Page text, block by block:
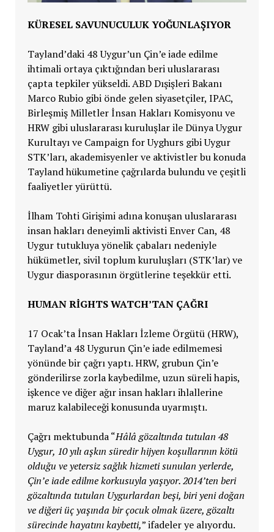
KÜRESEL SAVUNUCULUK YOĞUNLAŞIYOR
Tayland’daki 48 Uygur’un Çin’e iade edilme
ihtimali ortaya çıktığından beri uluslararası
çapta tepkiler yükseldi. ABD Dışişleri Bakanı
Marco Rubio gibi önde gelen siyasetçiler, IPAC,
Birleşmiş Milletler İnsan Hakları Komisyonu ve
HRW gibi uluslararası kuruluşlar ile Dünya Uygur
Kurultayı ve Campaign for Uyghurs gibi Uygur
STK’ları, akademisyenler ve aktivistler bu konuda
Tayland hükumetine çağrılarda bulundu ve çeşitli
faaliyetler yürüttü.
İlham Tohti Girişimi adına konuşan uluslararası
insan hakları deneyimli aktivisti Enver Can, 48
Uygur tutukluya yönelik çabaları nedeniyle
hükümetler, sivil toplum kuruluşları (STK’lar) ve
Uygur diasporasının örgütlerine teşekkür etti.
HUMAN RIGHTS WATCH’TAN ÇAĞRI
17 Ocak’ta İnsan Hakları İzleme Örgütü (HRW),
Tayland’a 48 Uygurun Çin’e iade edilmemesi
yönünde bir çağrı yaptı. HRW, grubun Çin’e
gönderilirse zorla kaybedilme, uzun süreli hapis,
işkence ve diğer ağır insan hakları ihlallerine
maruz kalabileceği konusunda uyarmıştı.
Çağrı mektubunda “Hâlâ gözaltında tutulan 48
Uygur, 10 yılı aşkın süredir hijyen koşullarının kötü
olduğu ve yetersiz sağlık hizmeti sunulan yerlerde,
Çin’e iade edilme korkusuyla yaşıyor. 2014’ten beri
gözaltında tutulan Uygurlardan beşi, biri yeni doğan
ve diğeri üç yaşında bir çocuk olmak üzere, gözaltı
sürecinde hayatını kaybetti,” ifadeler ye alıyordu.